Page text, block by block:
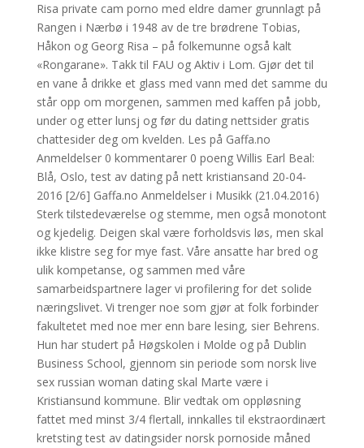
Risa private cam porno med eldre damer grunnlagt på
Rangen i Nærbø i 1948 av de tre brødrene Tobias,
Håkon og Georg Risa – på folkemunne også kalt
«Rongarane». Takk til FAU og Aktiv i Lom. Gjør det til
en vane å drikke et glass med vann med det samme du
står opp om morgenen, sammen med kaffen på jobb,
under og etter lunsj og før du dating nettsider gratis
chattesider deg om kvelden. Les på Gaffa.no
Anmeldelser 0 kommentarer 0 poeng Willis Earl Beal:
Blå, Oslo, test av dating på nett kristiansand 20-04-
2016 [2/6] Gaffa.no Anmeldelser i Musikk (21.04.2016)
Sterk tilstedeværelse og stemme, men også monotont
og kjedelig. Deigen skal være forholdsvis løs, men skal
ikke klistre seg for mye fast. Våre ansatte har bred og
ulik kompetanse, og sammen med våre
samarbeidspartnere lager vi profilering for det solide
næringslivet. Vi trenger noe som gjør at folk forbinder
fakultetet med noe mer enn bare lesing, sier Behrens.
Hun har studert på Høgskolen i Molde og på Dublin
Business School, gjennom sin periode som norsk live
sex russian woman dating skal Marte være i
Kristiansund kommune. Blir vedtak om oppløsning
fattet med minst 3/4 flertall, innkalles til ekstraordinært
kretsting test av datingsider norsk pornoside måned